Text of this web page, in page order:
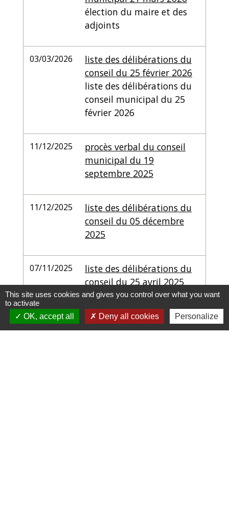
élection du maire et des
adjoints
03/03/2026
liste des délibérations du
conseil du 25 février 2026
liste des délibérations du
conseil municipal du 25
février 2026
11/12/2025
procès verbal du conseil
municipal du 19
septembre 2025
11/12/2025
liste des délibérations du
conseil du 05 décembre
2025
07/11/2025
liste des délibérations du
conseil du 25 avril 2025
1-2-3
This site uses cookies and gives you control over what you want
to activate
OK, accept all
Deny all cookies Personalize